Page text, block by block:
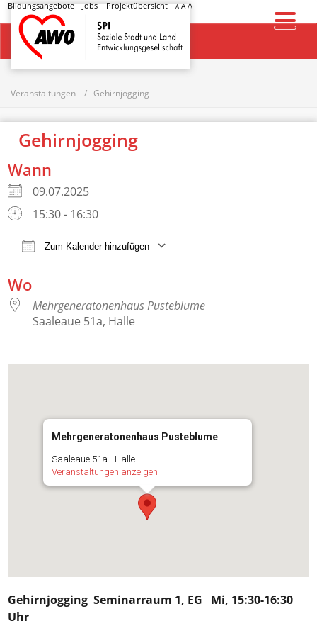
Bildungsangebote Jobs Projektübersicht A AA
Startseite
Veranstaltungen Gehirnjogging
Gehirnjogging
Wann
09.07.2025
15:30 - 16:30
Zum Kalender hinzufügen
Wo
Mehrgeneratonenhaus Pusteblume
Saaleaue 51a, Halle
Mehrgeneratonenhaus Pusteblume
Saaleaue 51a - Halle
Veranstaltungen anzeigen
GehirnjoggingSeminarraum 1, EG Mi, 15:30-16:30
Uhr